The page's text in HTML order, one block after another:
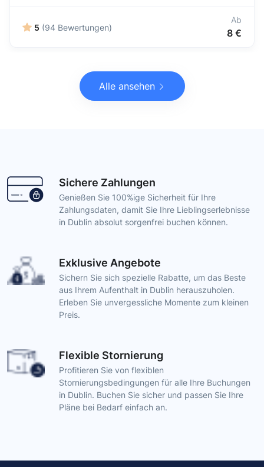
5 (94 Bewertungen)
Ab
8 €
Alle ansehen
Sichere Zahlungen
Genießen Sie 100%ige Sicherheit für Ihre
Zahlungsdaten, damit Sie Ihre Lieblingserlebnisse
in Dublin absolut sorgenfrei buchen können.
Exklusive Angebote
Sichern Sie sich spezielle Rabatte, um das Beste
aus Ihrem Aufenthalt in Dublin herauszuholen.
Erleben Sie unvergessliche Momente zum kleinen
Preis.
Flexible Stornierung
Profitieren Sie von flexiblen
Stornierungsbedingungen für alle Ihre Buchungen
in Dublin. Buchen Sie sicher und passen Sie Ihre
Pläne bei Bedarf einfach an.